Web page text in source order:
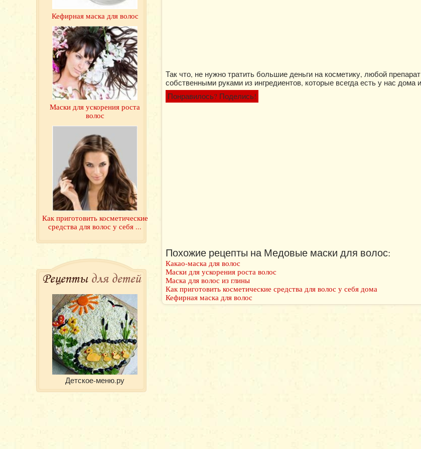
Так что, не нужно тратить большие деньги на косметику, любой
собственными руками из ингредиентов, которые всегда есть у нас
Понравилось? Поделись!
Похожие рецепты на Медовые маски для волос:
Какао-маска для волос
Маски для ускорения роста волос
Маска для волос из глины
Как приготовить косметические средства для волос у себя дома
Кефирная маска для волос
Кефирная маска для волос
Маски для ускорения роста
волос
Как приготовить косметические
средства для волос у себя ...
Рецепты для детей
Детское-меню.ру